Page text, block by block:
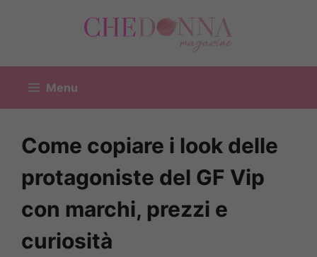
Menu
Come copiare i look delle
protagoniste del GF Vip
con marchi, prezzi e
curiosità